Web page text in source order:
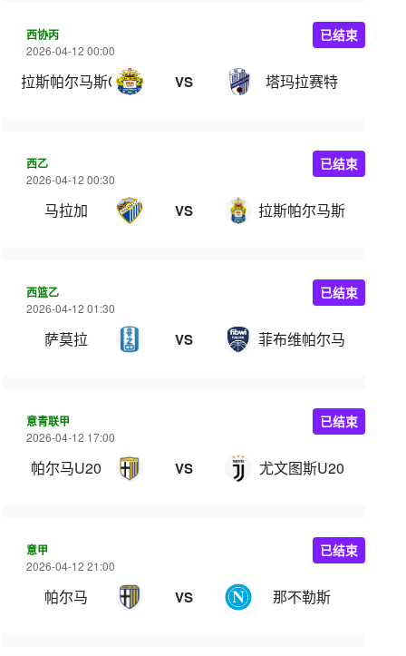
西协丙
2026-04-12 00:00
拉斯帕尔马斯C队 VS 塔玛拉赛特
已结束
西乙
2026-04-12 00:30
马拉加 VS 拉斯帕尔马斯
已结束
西篮乙
2026-04-12 01:30
萨莫拉 VS 菲布维帕尔马
已结束
意青联甲
2026-04-12 17:00
帕尔马U20 VS 尤文图斯U20
已结束
意甲
2026-04-12 21:00
帕尔马 VS 那不勒斯
已结束